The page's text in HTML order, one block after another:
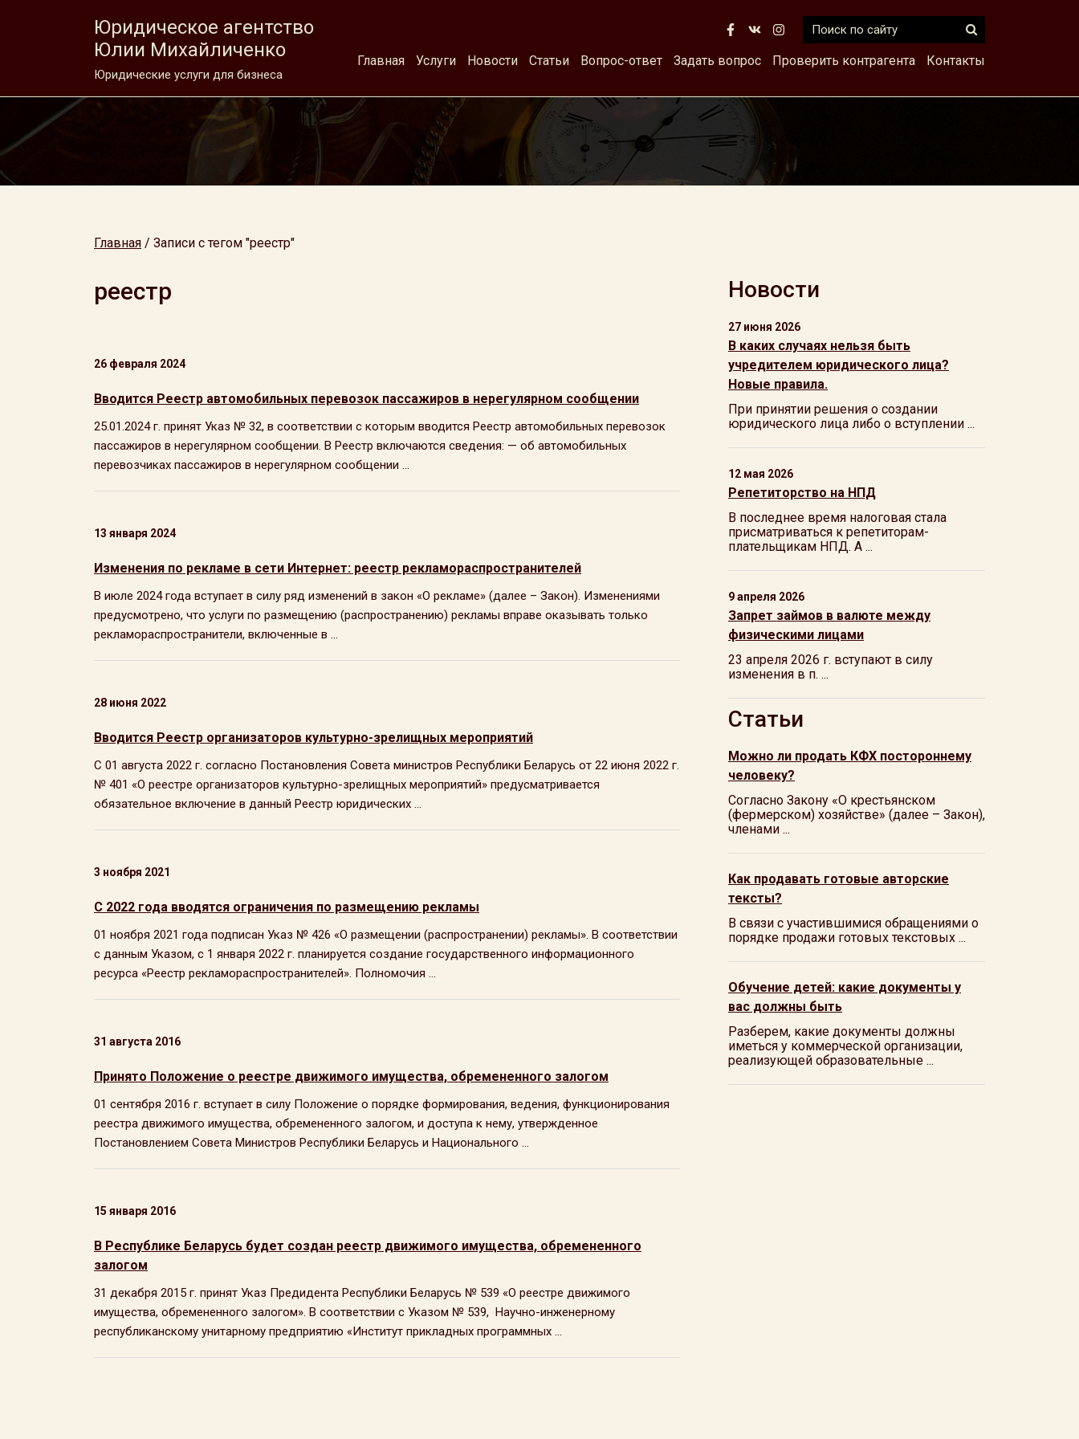
Юридическое агентство
Юлии Михайличенко
Юридические услуги для бизнеса
Главная Услуги Новости Статьи Вопрос-ответ Задать вопрос Проверить контрагента Контакты
Главная / Записи с тегом "реестр"
реестр
26 февраля 2024
Вводится Реестр автомобильных перевозок пассажиров в нерегулярном сообщении
25.01.2024 г. принят Указ № 32, в соответствии с которым вводится Реестр автомобильных перевозок
пассажиров в нерегулярном сообщении. В Реестр включаются сведения: — об автомобильных
перевозчиках пассажиров в нерегулярном сообщении ...
13 января 2024
Изменения по рекламе в сети Интернет: реестр рекламораспространителей
В июле 2024 года вступает в силу ряд изменений в закон «О рекламе» (далее – Закон). Изменениями
предусмотрено, что услуги по размещению (распространению) рекламы вправе оказывать только
рекламораспространители, включенные в ...
28 июня 2022
Вводится Реестр организаторов культурно-зрелищных мероприятий
С 01 августа 2022 г. согласно Постановления Совета министров Республики Беларусь от 22 июня 2022 г.
№ 401 «О реестре организаторов культурно-зрелищных мероприятий» предусматривается
обязательное включение в данный Реестр юридических ...
3 ноября 2021
С 2022 года вводятся ограничения по размещению рекламы
01 ноября 2021 года подписан Указ № 426 «О размещении (распространении) рекламы». В соответствии
с данным Указом, с 1 января 2022 г. планируется создание государственного информационного
ресурса «Реестр рекламораспространителей». Полномочия ...
31 августа 2016
Принято Положение о реестре движимого имущества, обремененного залогом
01 сентября 2016 г. вступает в силу Положение о порядке формирования, ведения, функционирования
реестра движимого имущества, обремененного залогом, и доступа к нему, утвержденное
Постановлением Совета Министров Республики Беларусь и Национального ...
15 января 2016
В Республике Беларусь будет создан реестр движимого имущества, обремененного
залогом
31 декабря 2015 г. принят Указ Предидента Республики Беларусь № 539 «О реестре движимого
имущества, обремененного залогом». В соответствии с Указом № 539, Научно-инженерному
республиканскому унитарному предприятию «Институт прикладных программных ...
Новости
27 июня 2026
В каких случаях нельзя быть
учредителем юридического лица?
Новые правила.
При принятии решения о создании
юридического лица либо о вступлении ...
12 мая 2026
Репетиторство на НПД
В последнее время налоговая стала
присматриваться к репетиторам-
плательщикам НПД. А ...
9 апреля 2026
Запрет займов в валюте между
физическими лицами
23 апреля 2026 г. вступают в силу
изменения в п. ...
Статьи
Можно ли продать КФХ постороннему
человеку?
Согласно Закону «О крестьянском
(фермерском) хозяйстве» (далее – Закон),
членами ...
Как продавать готовые авторские
тексты?
В связи с участившимися обращениями о
порядке продажи готовых текстовых ...
Обучение детей: какие документы у
вас должны быть
Разберем, какие документы должны
иметься у коммерческой организации,
реализующей образовательные ...